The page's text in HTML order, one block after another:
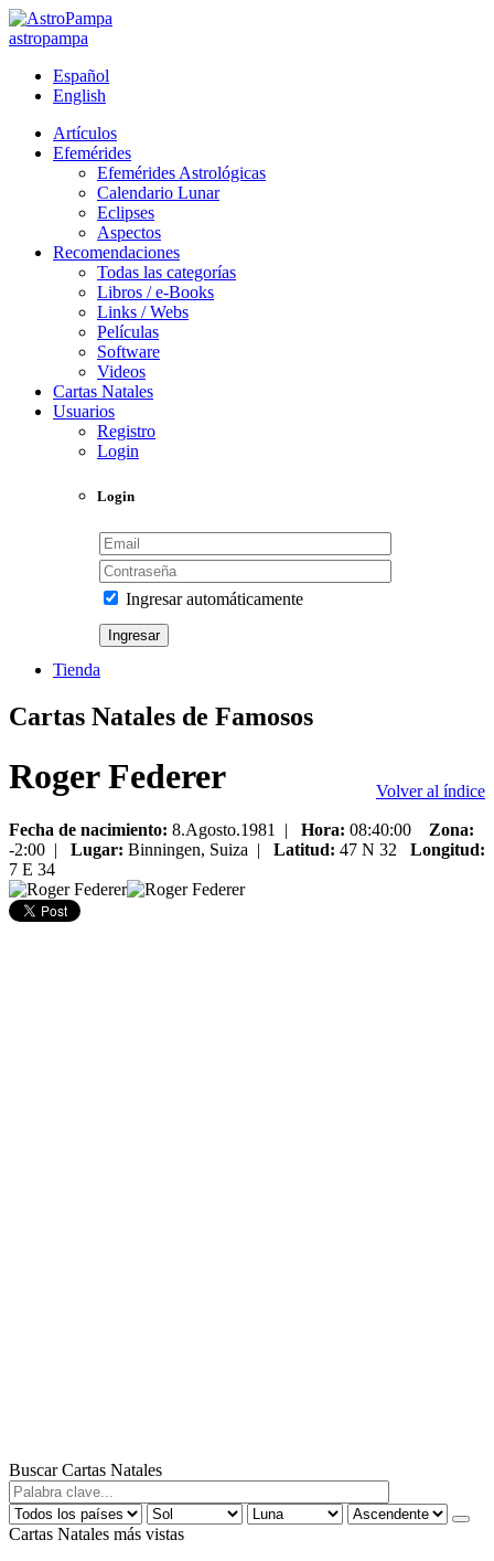
astropampa
Español
English
Artículos
Efemérides
Efemérides Astrológicas
Calendario Lunar
Eclipses
Aspectos
Recomendaciones
Todas las categorías
Libros / e-Books
Links / Webs
Películas
Software
Videos
Cartas Natales
Usuarios
Registro
Login
Login
Ingresar automáticamente
Tienda
Cartas Natales de Famosos
Roger Federer Volver al índice
Fecha de nacimiento: 8.Agosto.1981 | Hora: 08:40:00 Zona:
-2:00 | Lugar: Binningen, Suiza | Latitud: 47 N 32 Longitud:
7 E 34
Buscar Cartas Natales
Cartas Natales más vistas